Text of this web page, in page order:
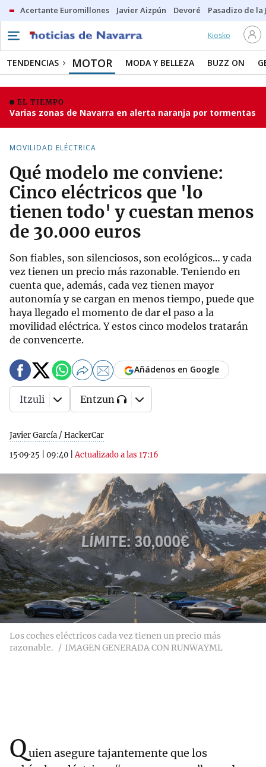
Acertante Euromillones Javier Aizpún Devoré Pasadizo de la
Kiosko
TENDENCIAS MOTOR MODA Y BELLEZA BUZZ ON
EL TIEMPO
Varias zonas de Navarra en alerta naranja por tormentas
MOVILIDAD ELÉCTRICA
Qué modelo me conviene:
Cinco eléctricos que 'lo
tienen todo' y cuestan menos
de 30.000 euros
Son fiables, son silenciosos, son ecológicos… y cada
vez tienen un precio más razonable. Teniendo en
cuenta que, además, cada vez tienen mayor
autonomía y se cargan en menos tiempo, puede que
haya llegado el momento de dar el paso a la
movilidad eléctrica. Y estos cinco modelos tratarán
de convencerte.
Javier García / HackerCar
15·09·25
09:40 |Actualizado a las 17:16
Añádenos en Google
Itzuli Entzun
Los coches eléctricos cada vez tienen un precio más
razonable.
IMAGEN GENERADA CON RUNWAYML
Quien asegure tajantemente que los